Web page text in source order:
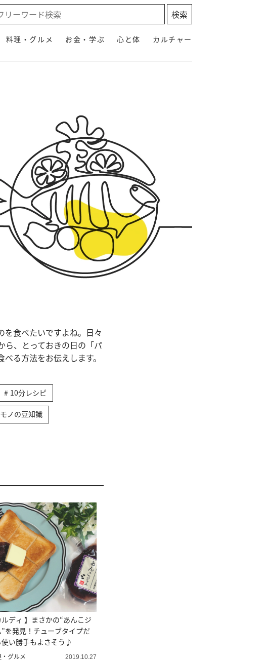
料理・グルメ お金・学ぶ 心と体 カルチャー
を食べたいですよね。日々
ら、とっておきの日の「パ
る方法をお伝えします。
10分レシピ
ノの豆知識
ルディ 】まさかの“あんこジ
”を発見！チューブタイプだ
使い勝手もよさそう♪
グルメ 2019.10.27